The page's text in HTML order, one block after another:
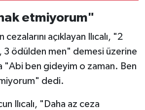
etmiyorum"
açıklayan Ilıcalı, "2
3 ödülden men" demesi üzerine
"Abi ben gideyim o zaman. Ben
dedi.
Ilıcalı, "Daha az ceza